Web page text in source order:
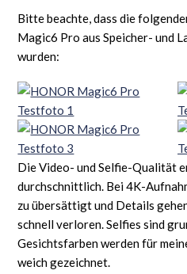
Bitte beachte, dass die
Magic6 Pro aus Speicher- und
wurden:
Die Video- und Selfie-Qualität
durchschnittlich. Bei 4K-
zu übersättigt und Details
schnell verloren. Selfies sind
Gesichtsfarben werden für
weich gezeichnet.